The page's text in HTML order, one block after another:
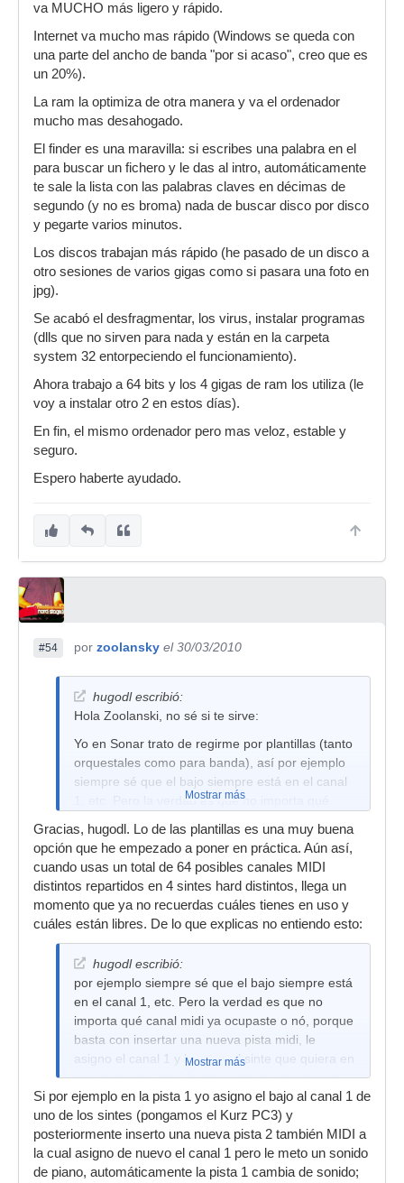
va MUCHO más ligero y rápido.
Internet va mucho mas rápido (Windows se queda con
una parte del ancho de banda "por si acaso", creo que es
un 20%).
La ram la optimiza de otra manera y va el ordenador
mucho mas desahogado.
El finder es una maravilla: si escribes una palabra en el
para buscar un fichero y le das al intro, automáticamente
te sale la lista con las palabras claves en décimas de
segundo (y no es broma) nada de buscar disco por disco
y pegarte varios minutos.
Los discos trabajan más rápido (he pasado de un disco a
otro sesiones de varios gigas como si pasara una foto en
jpg).
Se acabó el desfragmentar, los virus, instalar programas
(dlls que no sirven para nada y están en la carpeta
system 32 entorpeciendo el funcionamiento).
Ahora trabajo a 64 bits y los 4 gigas de ram los utiliza (le
voy a instalar otro 2 en estos días).
En fin, el mismo ordenador pero mas veloz, estable y
seguro.
Espero haberte ayudado.
#54 por zoolansky el 30/03/2010
hugodl escribió:
Hola Zoolanski, no sé si te sirve:
Yo en Sonar trato de regirme por plantillas (tanto
orquestales como para banda), así por ejemplo
siempre sé que el bajo siempre está en el canal
1, etc. Pero la verdad es que no importa qué
insertar una nueva pista midi, le asigno el canal
1 y lo ruteo al sinte que quiera en ese momento,
total la otra pista que tengo con canal 1 seguirá
enviando información al sinte o vsti que tenía
antes (en este caso el bajo), no sé si se
entiende.
Aunque dos pistas midi tengan el mismo canal
funcionarán como pistas distintas mientras las
asignes a sintes distintos. En el caso de vstis que
reciban la mayoría de las pistas como Kontakt,
cargo otra instancia si fuese necesario y ahí ya
tengo otros 16 canales a mi disposición.
Saludos.
Mostrar más
Gracias, hugodl. Lo de las plantillas es una muy buena
opción que he empezado a poner en práctica. Aún así,
cuando usas un total de 64 posibles canales MIDI
distintos repartidos en 4 sintes hard distintos, llega un
momento que ya no recuerdas cuáles tienes en uso y
cuáles están libres. De lo que explicas no entiendo esto:
hugodl escribió:
por ejemplo siempre sé que el bajo siempre está
en el canal 1, etc. Pero la verdad es que no
importa qué canal midi ya ocupaste o nó, porque
basta con insertar una nueva pista midi, le
asigno el canal 1 y lo ruteo al sinte que quiera en
ese momento, total la otra pista que tengo con
canal 1 seguirá enviando información al sinte o
vsti que tenía antes (en este caso el bajo)
Mostrar más
Si por ejemplo en la pista 1 yo asigno el bajo al canal 1 de
uno de los sintes (pongamos el Kurz PC3) y
posteriormente inserto una nueva pista 2 también MIDI a
la cual asigno de nuevo el canal 1 pero le meto un sonido
de piano, automáticamente la pista 1 cambia de sonido;